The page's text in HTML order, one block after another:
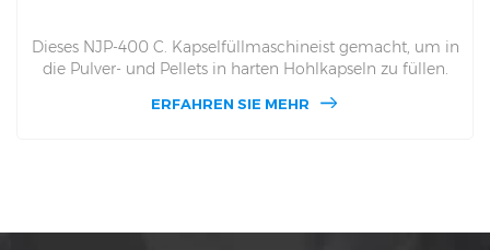
Dieses NJP-400 C. Kapselfüllmaschineist gemacht, um in
die Pulver- und Pellets in harten Hohlkapseln zu füllen.
passen Sie auf die Größe der Kapseln in Größe
ERFAHREN SIE MEHR